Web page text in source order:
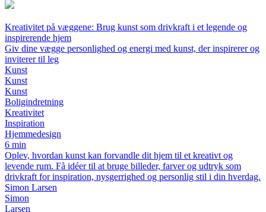
Kreativitet på væggene: Brug kunst som drivkraft i et legende og
inspirerende hjem
Giv dine vægge personlighed og energi med kunst, der inspirerer og
inviterer til leg
Kunst
Kunst
Kunst
Boligindretning
Kreativitet
Inspiration
Hjemmedesign
6 min
Oplev, hvordan kunst kan forvandle dit hjem til et kreativt og
levende rum. Få idéer til at bruge billeder, farver og udtryk som
drivkraft for inspiration, nysgerrighed og personlig stil i din hverdag.
Simon Larsen
Simon
Larsen